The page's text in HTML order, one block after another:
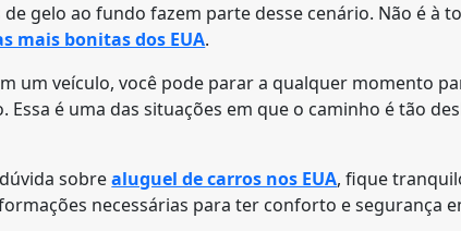
gelo ao fundo fazem parte desse cenário. Não é à
mais bonitas dos EUA.
um veículo, você pode parar a qualquer momento
Essa é uma das situações em que o caminho é tão
sobrealuguel de carros nos EUA, fique
necessárias para ter conforto e segurança